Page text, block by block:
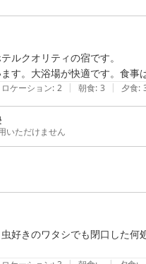
ルクオリティの宿です。
す。大浴場が快適です。食事
ロケーション: 2 | 朝食: 3 | 夕食:
いただけません
好きのワタシでも閉口した